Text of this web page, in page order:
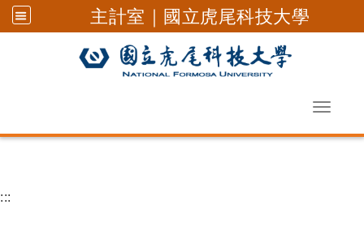
主計室｜國立虎尾科技大學
Toggle
跳到主要內容
:::